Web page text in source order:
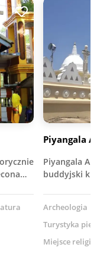
Piyangala
Piyangala
buddyjski
Archeologia
Turystyka
Miejsce